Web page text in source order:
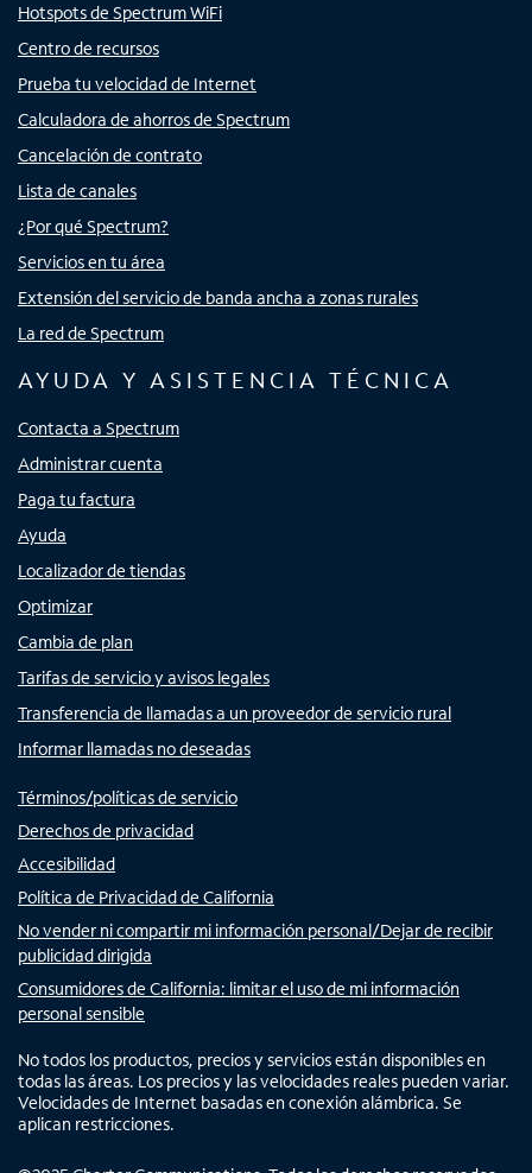
Hotspots de Spectrum WiFi
Centro de recursos
Prueba tu velocidad de Internet
Calculadora de ahorros de Spectrum
Cancelación de contrato
Lista de canales
¿Por qué Spectrum?
Servicios en tu área
Extensión del servicio de banda ancha a zonas rurales
La red de Spectrum
AYUDA Y ASISTENCIA TÉCNICA
Contacta a Spectrum
Administrar cuenta
Paga tu factura
Ayuda
Localizador de tiendas
Optimizar
Cambia de plan
Tarifas de servicio y avisos legales
Transferencia de llamadas a un proveedor de servicio rural
Informar llamadas no deseadas
Términos/políticas de servicio
Derechos de privacidad
Accesibilidad
Política de Privacidad de California
No vender ni compartir mi información personal/Dejar de recibir
publicidad dirigida
Consumidores de California: limitar el uso de mi información
personal sensible
No todos los productos, precios y servicios están disponibles en
todas las áreas. Los precios y las velocidades reales pueden variar.
Velocidades de Internet basadas en conexión alámbrica. Se
aplican restricciones.